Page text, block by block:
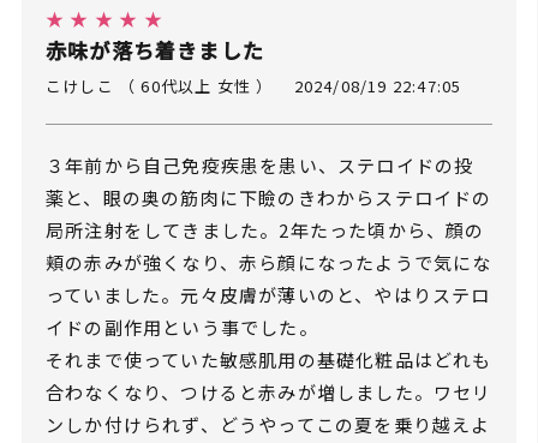
★ ★ ★ ★ ★
赤味が落ち着きました
こけしこ （ 60代以上 女性 ） 2024/08/19 22:47:05
３年前から自己免疫疾患を患い、ステロイドの投
薬と、眼の奥の筋肉に下瞼のきわからステロイドの
局所注射をしてきました。2年たった頃から、顔の
頬の赤みが強くなり、赤ら顔になったようで気にな
っていました。元々皮膚が薄いのと、やはりステロ
イドの副作用という事でした。
それまで使っていた敏感肌用の基礎化粧品はどれも
合わなくなり、つけると赤みが増しました。ワセリ
ンしか付けられず、どうやってこの夏を乗り越えよ